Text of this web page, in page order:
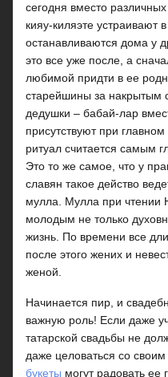
сегодня вместо
кияу-киляэте устраивают
останавливаются дома у
это все уже после, а
любимой придти в ее
старейшины за накрытым
дедушки – бабай-лар
присутствуют при
ритуал считается самым
Это то же самое, что у
славян такое действо
мулла. Мулла при чтении
молодым не только
жизнь. По времени все
после этого жених и
женой.
Начинается пир, и
важную роль! Если даже
татарской свадьбы не
даже целоваться со
букеты могут радовать ее